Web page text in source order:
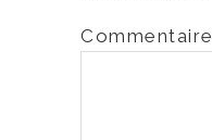
Commentaire